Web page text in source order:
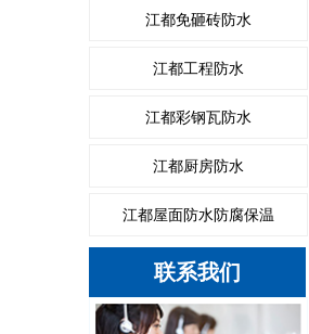
江都免砸砖防水
江都工程防水
江都彩钢瓦防水
江都厨房防水
江都屋面防水防腐保温
联系我们